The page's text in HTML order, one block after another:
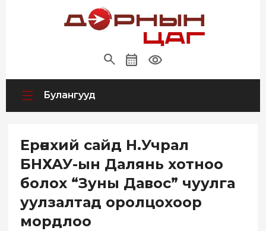
Булангууд
Ерөнхий сайд Н.Учрал
БНХАУ-ын Далянь хотноо
болох “Зуны Давос” чуулга
уулзалтад оролцохоор
мордлоо